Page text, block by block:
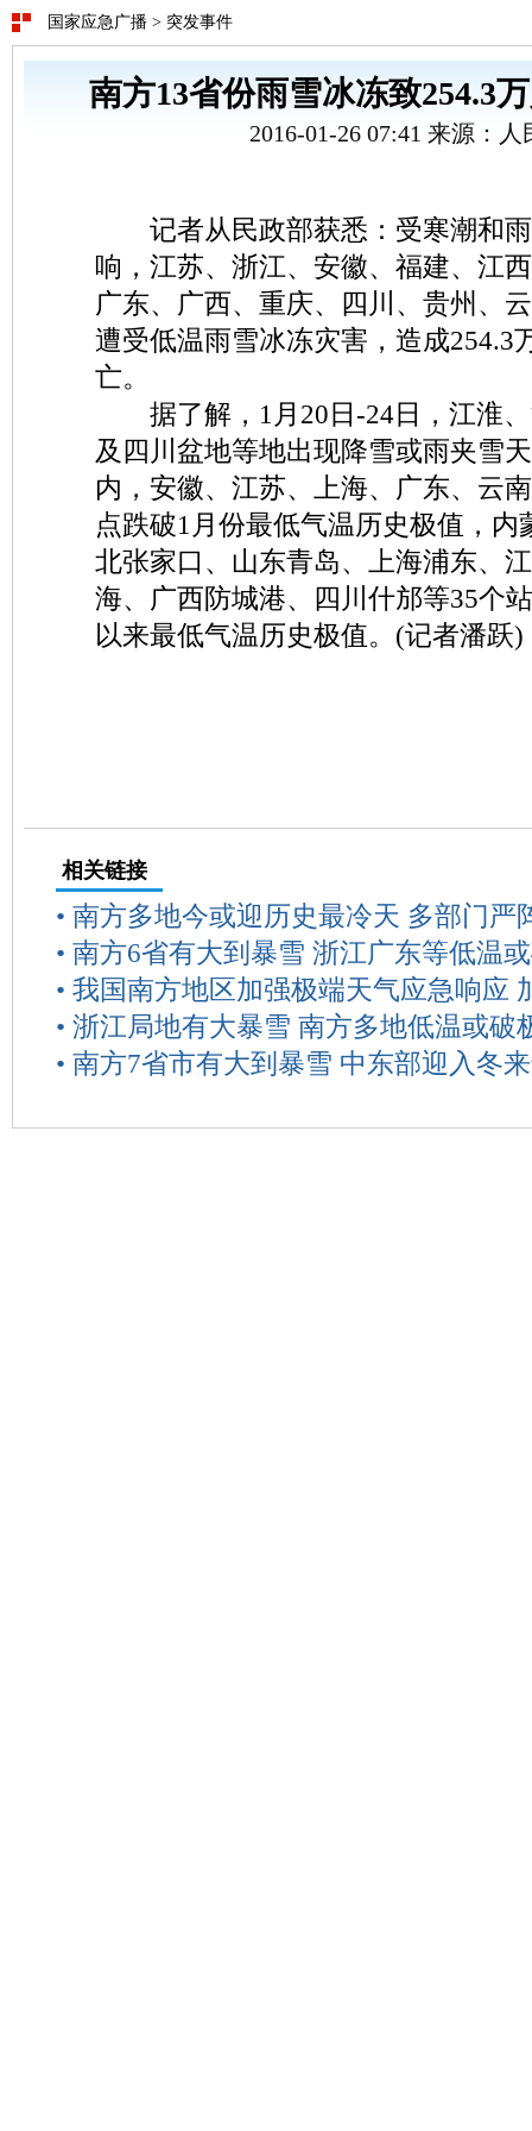
国家应急广播 > 突发事件
南方13省份雨雪冰冻致254.3
2016-01-26 07:41 来源：人
记者从民政部获悉：受寒潮和雨
响，江苏、浙江、安徽、福建、江
广东、广西、重庆、四川、贵州、
遭受低温雨雪冰冻灾害，造成254.3
亡。
据了解，1月20日-24日，江淮、
及四川盆地等地出现降雪或雨夹雪
内，安徽、江苏、上海、广东、云
点跌破1月份最低气温历史极值，内
北张家口、山东青岛、上海浦东、
海、广西防城港、四川什邡等35个
以来最低气温历史极值。(记者潘跃)
相关链接
• 南方多地今或迎历史最冷天 多部门严
• 南方6省有大到暴雪 浙江广东等低温
• 我国南方地区加强极端天气应急响应
• 浙江局地有大暴雪 南方多地低温或破
• 南方7省市有大到暴雪 中东部迎入冬